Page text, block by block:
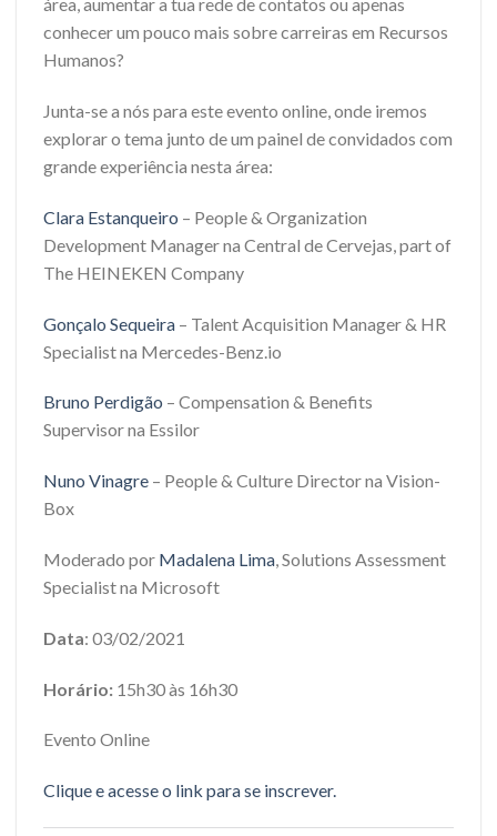
conhecer um pouco mais sobre carreiras em Recursos
Humanos?
Junta-se a nós para este evento online, onde iremos
explorar o tema junto de um painel de convidados com
grande experiência nesta área:
Clara Estanqueiro – People & Organization
Development Manager na Central de Cervejas, part of
The HEINEKEN Company
Gonçalo Sequeira – Talent Acquisition Manager & HR
Specialist na Mercedes-Benz.io
Bruno Perdigão – Compensation & Benefits
Supervisor na Essilor
Nuno Vinagre – People & Culture Director na Vision-
Box
Moderado por Madalena Lima, Solutions Assessment
Specialist na Microsoft
Data: 03/02/2021
Horário: 15h30 às 16h30
Evento Online
Clique e acesse o link para se inscrever.